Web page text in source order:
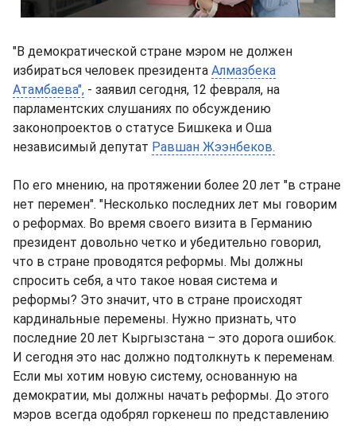
"В демократической стране мэром не должен
избираться человек президента Алмазбека
Атамбаева", - заявил сегодня, 12 февраля, на
парламентских слушаниях по обсуждению
законопроектов о статусе Бишкека и Оша
независимый депутат Равшан Жээнбеков.
По его мнению, на протяжении более 20 лет "в стране
нет перемен". "Несколько последних лет мы говорим
о реформах. Во время своего визита в Германию
президент довольно четко и убедительно говорил,
что в стране проводятся реформы. Мы должны
спросить себя, а что такое новая система и
реформы? Это значит, что в стране происходят
кардинальные перемены. Нужно признать, что
последние 20 лет Кыргызстана – это дорога ошибок.
И сегодня это нас должно подтолкнуть к переменам.
Если мы хотим новую систему, основанную на
демократии, мы должны начать реформы. До этого
мэров всегда одобрял горкенеш по представлению